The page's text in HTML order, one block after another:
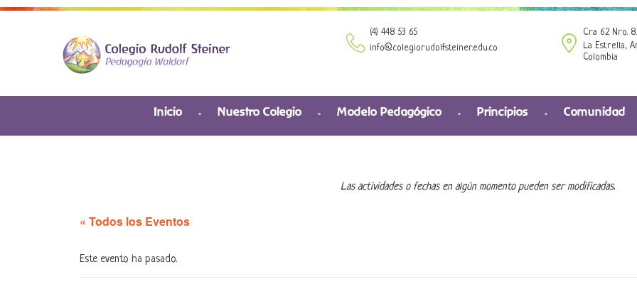
(4) 448 53 65
info@colegiorudolfsteiner.edu.co
Cra 62 Nro.
La Estrella,
Colombia
Inicio Nuestro Colegio Modelo Pedagógico Principios Comunidad
Las actividades o fechas en algún momento pueden ser modificadas.
« Todos los Eventos
Este evento ha pasado.